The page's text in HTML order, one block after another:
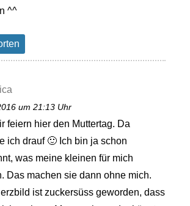
^^
um 21:13 Uhr
feiern hier den Muttertag. Da
ich drauf 🙂 Ich bin ja schon
was meine kleinen für mich
Das machen sie dann ohne mich.
ist zuckersüss geworden, dass